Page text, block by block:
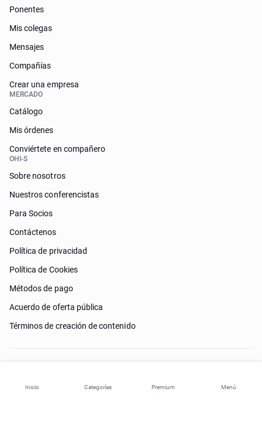
Inicio Categorías Premium Menú
Ponentes
Mis colegas
Mensajes
Compañías
Crear una empresa
MERCADO
Catálogo
Mis órdenes
Conviértete en compañero
OHI-S
Sobre nosotros
Nuestros conferencistas
Para Socios
Contáctenos
Política de privacidad
Política de Cookies
Métodos de pago
Acuerdo de oferta pública
Términos de creación de contenido
¿Necesitas ayuda?